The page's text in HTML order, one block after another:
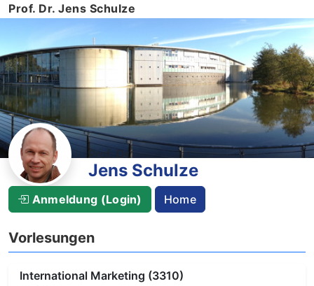
Prof. Dr. Jens Schulze
Prof. Dr.
Jens Schulze
Anmeldung (Login) Home
Vorlesungen
International Marketing (3310)